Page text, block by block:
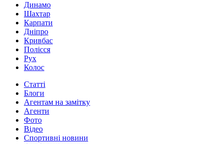
Динамо
Шахтар
Карпати
Дніпро
Кривбас
Полісся
Рух
Колос
Статті
Блоги
Агентам на замітку
Агенти
Фото
Відео
Спортивні новини